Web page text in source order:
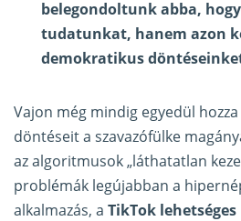
belegondoltunk abba,
tudatunkat, hanem azon
demokratikus
Vajon még mindig egyedül
döntéseit a szavazófülke
az algoritmusok „láthatatlan
problémák legújabban a
alkalmazás, a TikTok